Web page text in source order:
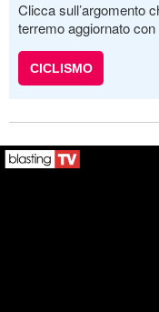
Clicca sull’argomento
terremo aggiornato
CICLISMO